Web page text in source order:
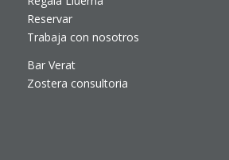
Reservar
Trabaja con nosotros
Bar Verat
Zostera consultoria